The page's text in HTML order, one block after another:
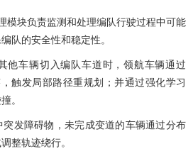
模块负责监测和处理编队行驶过程中可能
队的安全性和稳定性。
他车辆切入编队车道时，领航车辆通过
触发局部路径重规划；并通过强化学习
。
发障碍物，未完成变道的车辆通过分布
整轨迹绕行。